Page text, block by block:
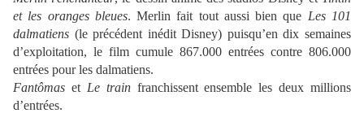
et les oranges bleues. Merlin fait tout aussi bien que Les 101
dalmatiens (le précédent inédit Disney) puisqu’en dix semaines
d’exploitation, le film cumule 867.000 entrées contre 806.000
entrées pour les dalmatiens.
Fantômas et Le trainfranchissent ensemble les deux millions
d’entrées.